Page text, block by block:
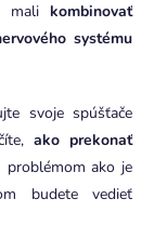
mali kombinovať
systému
svoje spúšťače
ako prekonať
ako je
budete vedieť